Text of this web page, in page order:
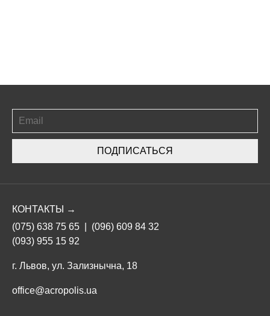
ПОДПИСАТЬСЯ
КОНТАКТЫ →
(075) 638 75 65
(096) 609 84 32
(093) 955 15 92
г. Львов, ул. Зализнычна, 18
office@acropolis.ua